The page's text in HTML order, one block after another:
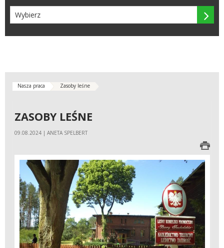

Nasza praca Zasoby leśne
ZASOBY LEŚNE
09.08.2024 | ANETA SPELBERT